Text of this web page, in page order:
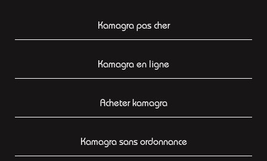
Kamagra pas cher
Kamagra en ligne
Acheter kamagra
Kamagra sans ordonnance